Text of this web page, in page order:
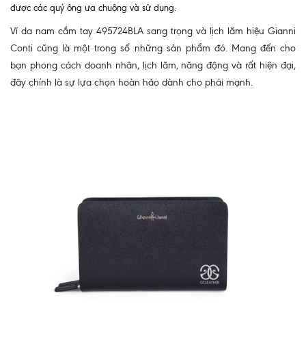
được các quý ông ưa chuộng và sử dụng.
Ví da nam cầm tay 495724BLA sang trọng và lịch lãm hiệu Gianni
Conti cũng là một trong số những sản phẩm đó. Mang đến cho
bạn phong cách doanh nhân, lịch lãm, năng động và rất hiện đại,
đây chính là sự lựa chọn hoàn hảo dành cho phái mạnh.